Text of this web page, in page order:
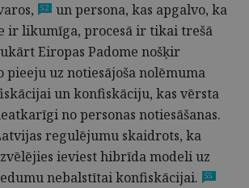
52
un persona, kas apgalvo, ka
ir likumīga, procesā ir tikai trešā
Eiropas Padome nošķir
uz notiesājoša nolēmuma
un konfiskāciju, kas vērsta
no personas notiesāšanas.
regulējumu skaidrots, ka
ieviest hibrīda modeli uz
nebalstītai konfiskācijai.
55